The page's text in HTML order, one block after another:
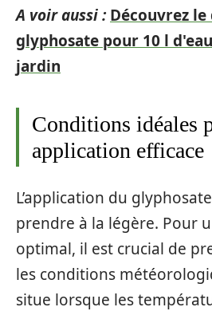
A voir aussi : Découvrez le
glyphosate pour 10 l
jardin
Conditions idéales
application efficace
L’application du
prendre à la légère. Pour
optimal, il est crucial de
les conditions
situe lorsque les